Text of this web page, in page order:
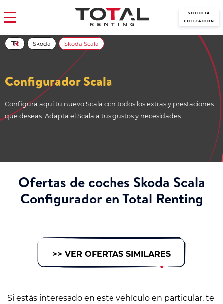
SOLICITA
COTIZACIÓN
Configurador Scala
Configura aquí tu nuevo Scala con todos los extras y prestaciones
que deseas. Adapta el Scala a tus gustos y necesidades
Skoda Skoda Scala
Ofertas de coches Skoda Scala
Configurador en Total Renting
>> VER OFERTAS SIMILARES
Si estás interesado en este vehículo en particular, te